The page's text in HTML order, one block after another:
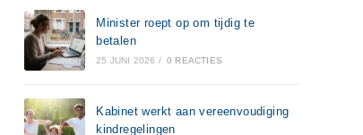
Minister roept op om tijdig te
betalen
25 JUNI 2026 / 0 REACTIES
Kabinet werkt aan vereenvoudiging
kindregelingen